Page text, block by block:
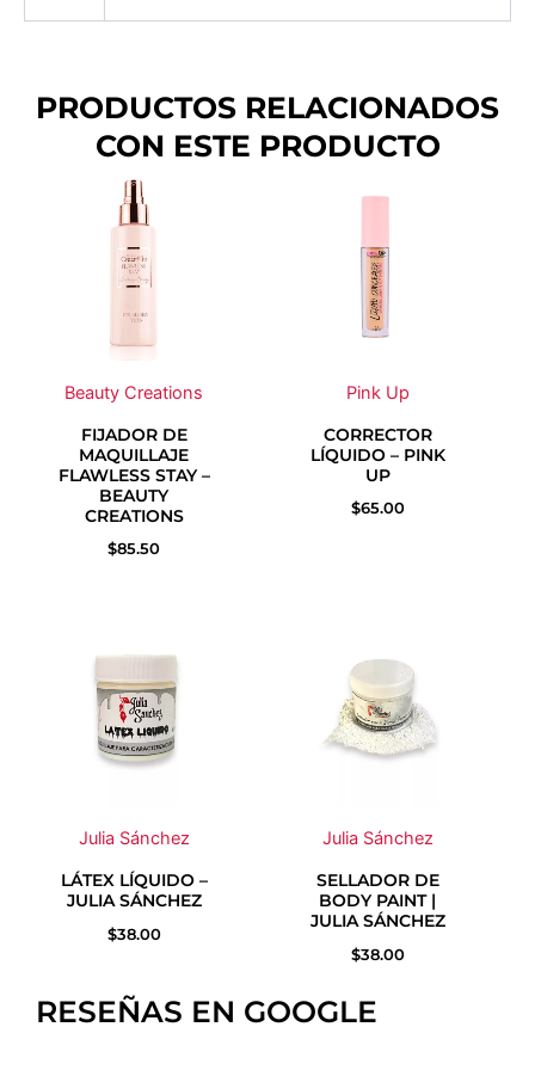
PRODUCTOS RELACIONADOS
CON ESTE PRODUCTO
Beauty Creations
FIJADOR DE
MAQUILLAJE
FLAWLESS STAY –
BEAUTY
CREATIONS
$85.50
Pink Up
múltiples
variantes.
Las
pueden
elegir
en
CORRECTOR
LÍQUIDO – PINK
UP
$65.00
pueden
elegir
en
Julia Sánchez
LÁTEX LÍQUIDO –
JULIA SÁNCHEZ
$38.00
Julia Sánchez
SELLADOR DE
BODY PAINT |
JULIA SÁNCHEZ
$38.00
RESEÑAS EN GOOGLE